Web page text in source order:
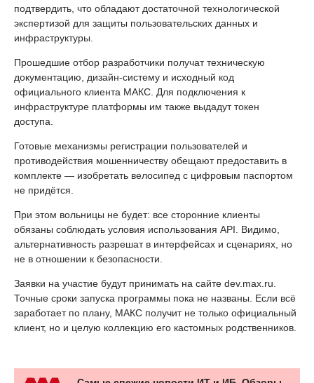
подтвердить, что обладают достаточной технологической
экспертизой для защиты пользовательских данных и
инфраструктуры.
Прошедшие отбор разработчики получат техническую
документацию, дизайн-систему и исходный код
официального клиента МАКС. Для подключения к
инфраструктуре платформы им также выдадут токен
доступа.
Готовые механизмы регистрации пользователей и
противодействия мошенничеству обещают предоставить в
комплекте — изобретать велосипед с цифровым паспортом
не придётся.
При этом вольницы не будет: все сторонние клиенты
обязаны соблюдать условия использования API. Видимо,
альтернативность разрешат в интерфейсах и сценариях, но
не в отношении к безопасности.
Заявки на участие будут принимать на сайте dev.max.ru.
Точные сроки запуска программы пока не названы. Если всё
заработает по плану, МАКС получит не только официальный
клиент, но и целую коллекцию его кастомных родственников.